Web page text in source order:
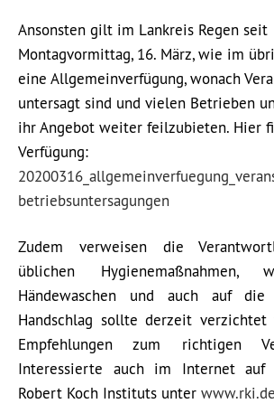
Ansonsten gilt im Lankreis Regen seit
Montagvormittag, 16. März, wie im
eine Allgemeinverfügung, wonach
untersagt sind und vielen Betrieben
ihr Angebot weiter feilzubieten. Hier
Verfügung:
betriebsuntersagungen
Zudem verweisen die
üblichen Hygienemaßnahmen,
Händewaschen und auch auf die
Handschlag sollte derzeit verzichtet
Empfehlungen zum richtigen
Interessierte auch im Internet auf
Robert Koch Instituts unter www.rki.de